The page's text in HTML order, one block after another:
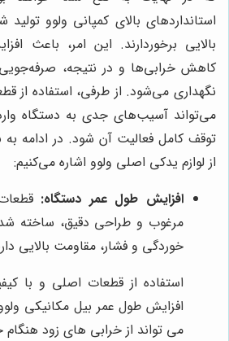
استانداردهای بالای کمپانی ولوو
بالایی برخوردارند. این امر، باعث
کاهش خرابی‌ها و در نتیجه،
نگهداری می‌شود. از طرفی، استفاده از
می‌تواند آسیب‌های جدی به دستگاه
توقف کامل فعالیت آن شود. در ادامه به
از لوازم یدکی اصلی ولوو اشاره می‌کنیم:
افزایش طول عمر دستگاه:
مرغوب و طراحی دقیق، ساخته
خوردگی و فشار، مقاومت بالایی
استفاده از قطعات اصلی و با
افزایش طول عمر بیل مکانیکی
می تواند از خرابی های زود هنگام